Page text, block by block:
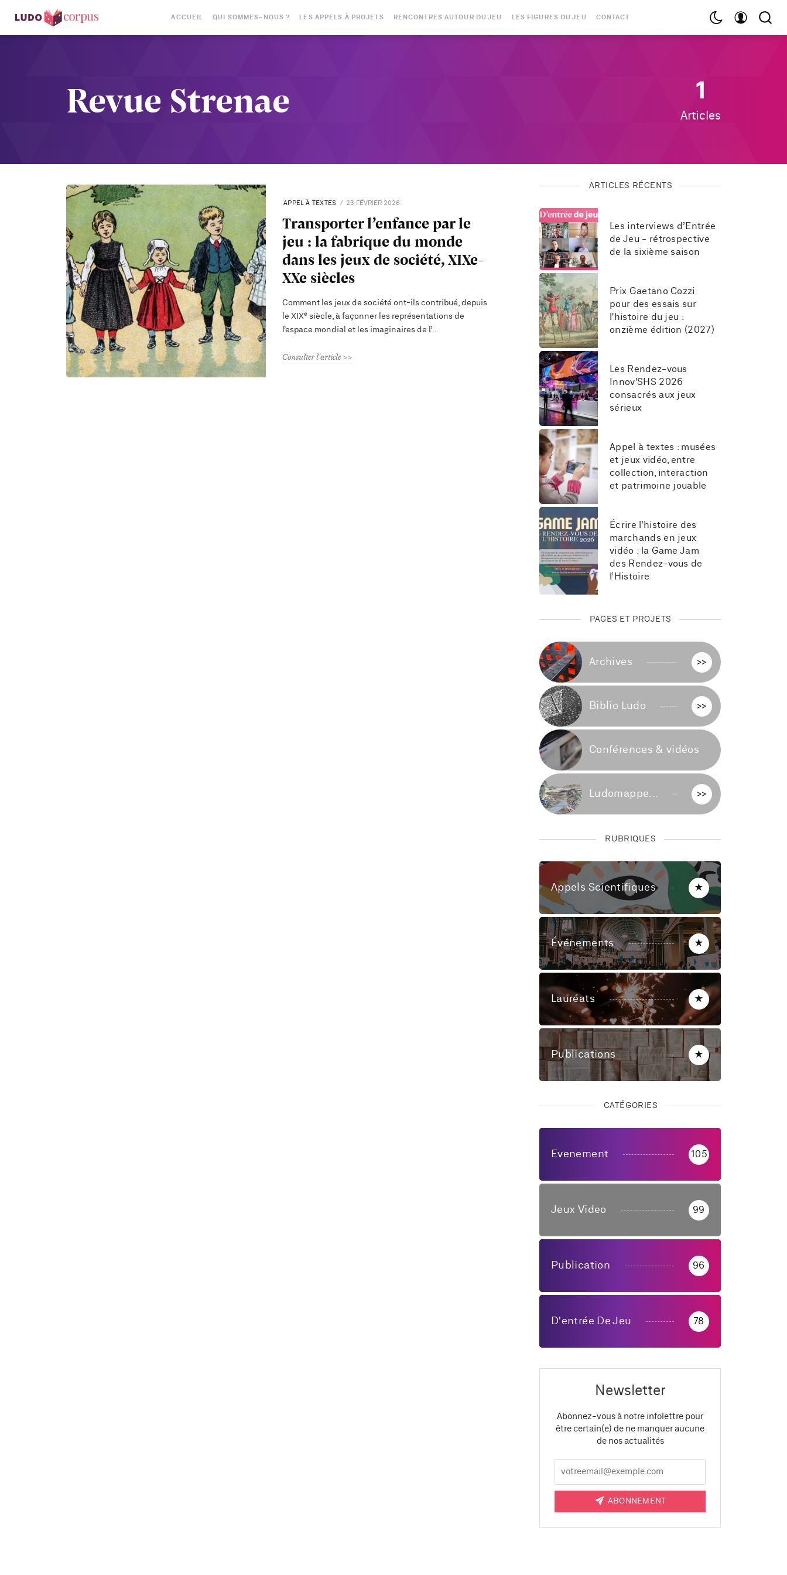
ACCUEIL QUI SOMMES-NOUS ? LES APPELS À PROJETS RENCONTRES AUTOUR DU JEU LES FIGURES DU JEU CONTACT
Revue Strenae 1
Articles
APPEL À TEXTES 23 FÉVRIER 2026
Transporter l’enfance par le
jeu : la fabrique du monde
dans les jeux de société, XIXe-
XXe siècles
Comment les jeux de société ont-ils contribué, depuis
le XIXᵉ siècle, à façonner les représentations de
l’espace mondial et les imaginaires de l’
Consulter l'article
ARTICLES RÉCENTS
Les interviews d’Entrée
de Jeu - rétrospective
de la sixième saison
Prix Gaetano Cozzi
pour des essais sur
l'histoire du jeu :
onzième édition (2027)
Les Rendez-vous
Innov'SHS 2026
consacrés aux jeux
sérieux
Appel à textes : musées
et jeux vidéo, entre
collection, interaction
et patrimoine jouable
Écrire l’histoire des
marchands en jeux
vidéo : la Game Jam
des Rendez-vous de
l’Histoire
PAGES ET PROJETS
Archives >>
Biblio Ludo >>
Conférences & vidéos
Ludomappe... >>
RUBRIQUES
Appels Scientifiques ★
Événements ★
Lauréats ★
Publications ★
CATÉGORIES
Evenement 105
Jeux Video 99
Publication 96
D'entrée De Jeu 78
Newsletter
Abonnez-vous à notre infolettre pour
être certain(e) de ne manquer aucune
de nos actualités
ABONNEMENT